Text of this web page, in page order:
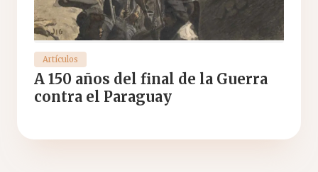
Artículos
A 150 años del final de la Guerra
contra el Paraguay